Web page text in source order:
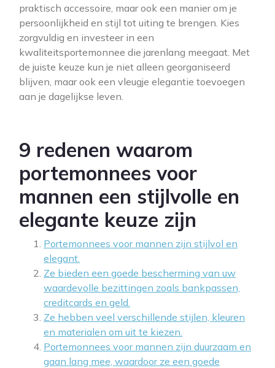
praktisch accessoire, maar ook een manier om je
persoonlijkheid en stijl tot uiting te brengen. Kies
zorgvuldig en investeer in een
kwaliteitsportemonnee die jarenlang meegaat. Met
de juiste keuze kun je niet alleen georganiseerd
blijven, maar ook een vleugje elegantie toevoegen
aan je dagelijkse leven.
9 redenen waarom
portemonnees voor
mannen een stijlvolle en
elegante keuze zijn
Portemonnees voor mannen zijn stijlvol en
elegant.
Ze bieden een goede bescherming van uw
waardevolle bezittingen zoals bankpassen,
creditcards en geld.
Ze hebben veel verschillende stijlen, kleuren
en materialen om uit te kiezen.
Portemonnees voor mannen zijn duurzaam en
gaan lang mee, waardoor ze een goede